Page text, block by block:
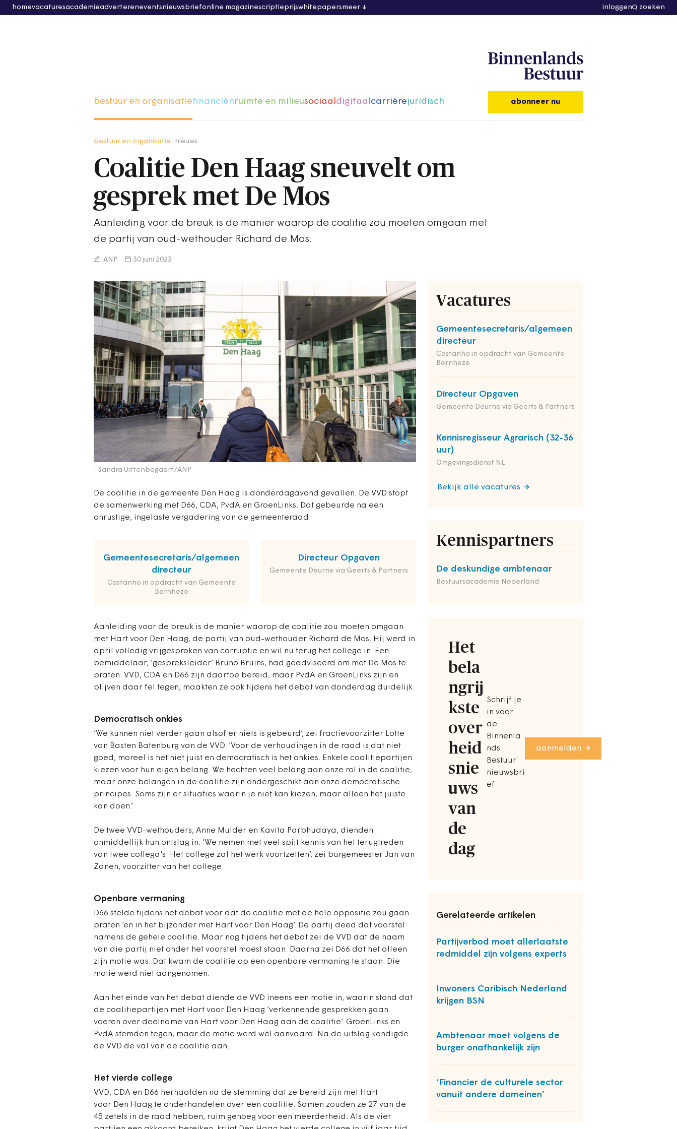
homevacaturesacademieadvertereneventsnieuwsbriefonline magazinescriptieprijswhitepapersmeer inloggen zoeken
bestuur en organisatiefinanciënruimte en milieusociaaldigitaalcarrièrejuridisch abonneer nu
bestuur en organisatie nieuws
Coalitie Den Haag sneuvelt om
gesprek met De Mos
Aanleiding voor de breuk is de manier waarop de coalitie zou moeten omgaan met
de partij van oud-wethouder Richard de Mos.
ANP 30 juni 2023
- Sandra Uittenbogaart/ANP
De coalitie in de gemeente Den Haag is donderdagavond gevallen. De VVD stopt
de samenwerking met D66, CDA, PvdA en GroenLinks. Dat gebeurde na een
onrustige, ingelaste vergadering van de gemeenteraad.
Gemeentesecretaris/algemeen
directeur
Castanho in opdracht van Gemeente
Bernheze
Directeur Opgaven
Gemeente Deurne via Geerts & Partners
Aanleiding voor de breuk is de manier waarop de coalitie zou moeten omgaan
met Hart voor Den Haag, de partij van oud-wethouder Richard de Mos. Hij werd in
april volledig vrijgesproken van corruptie en wil nu terug het college in. Een
bemiddelaar, ‘gespreksleider’ Bruno Bruins, had geadviseerd om met De Mos te
praten. VVD, CDA en D66 zijn daartoe bereid, maar PvdA en GroenLinks zijn en
blijven daar fel tegen, maakten ze ook tijdens het debat van donderdag duidelijk.
Vacatures
Gemeentesecretaris/algemeen
directeur
Castanho in opdracht van Gemeente
Bernheze
Directeur Opgaven
Gemeente Deurne via Geerts & Partners
Kennisregisseur Agrarisch (32-36
uur)
Omgevingsdienst NL
Bekijk alle vacatures
Kennispartners
De deskundige ambtenaar
Bestuursacademie Nederland
Het
bela
ngrij
kste
over
heid
snie
uws
van
de
dag
Schrijf je
in voor
de
Binnenla
nds
Bestuur
nieuwsbri
ef
aanmelden
Gerelateerde artikelen
Partijverbod moet allerlaatste
redmiddel zijn volgens experts
Inwoners Caribisch Nederland
krijgen BSN
Ambtenaar moet volgens de
burger onafhankelijk zijn
‘Financier de culturele sector
vanuit andere domeinen’
Democratisch onkies
‘We kunnen niet verder gaan alsof er niets is gebeurd’, zei fractievoorzitter Lotte
van Basten Batenburg van de VVD. ‘Voor de verhoudingen in de raad is dat niet
goed, moreel is het niet juist en democratisch is het onkies. Enkele coalitiepartijen
kiezen voor hun eigen belang. We hechten veel belang aan onze rol in de coalitie,
maar onze belangen in de coalitie zijn ondergeschikt aan onze democratische
principes. Soms zijn er situaties waarin je niet kan kiezen, maar alleen het juiste
kan doen.’
De twee VVD-wethouders, Anne Mulder en Kavita Parbhudaya, dienden
onmiddellijk hun ontslag in. ‘We nemen met veel spijt kennis van het terugtreden
van twee collega's. Het college zal het werk voortzetten’, zei burgemeester Jan van
Zanen, voorzitter van het college.
Openbare vermaning
D66 stelde tijdens het debat voor dat de coalitie met de hele oppositie zou gaan
praten ‘en in het bijzonder met Hart voor Den Haag’. De partij deed dat voorstel
namens de gehele coalitie. Maar nog tijdens het debat zei de VVD dat de naam
van die partij niet onder het voorstel moest staan. Daarna zei D66 dat het alleen
zijn motie was. Dat kwam de coalitie op een openbare vermaning te staan. Die
motie werd niet aangenomen.
Aan het einde van het debat diende de VVD ineens een motie in, waarin stond dat
de coalitiepartijen met Hart voor Den Haag ‘verkennende gesprekken gaan
voeren over deelname van Hart voor Den Haag aan de coalitie’. GroenLinks en
PvdA stemden tegen, maar de motie werd wel aanvaard. Na de uitslag kondigde
de VVD de val van de coalitie aan.
Het vierde college
VVD, CDA en D66 herhaalden na de stemming dat ze bereid zijn met Hart
voor Den Haag te onderhandelen over een coalitie. Samen zouden ze 27 van de
45 zetels in de raad hebben, ruim genoeg voor een meerderheid. Als de vier